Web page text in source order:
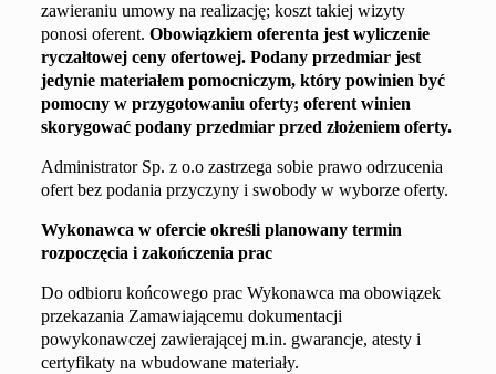
zawieraniu umowy na realizację; koszt takiej wizyty
ponosi oferent.Obowiązkiem oferenta jest wyliczenie
ryczałtowej ceny ofertowej.Podany przedmiarjest
jedynie materiałem pomocniczym, który powinien być
pomocny w przygotowaniu oferty; oferent winien
skorygować podany przedmiar przed złożeniem oferty.
Administrator Sp. z o.o zastrzega sobie prawo odrzucenia
ofert bez podania przyczyny i swobody w wyborze oferty.
Wykonawca w ofercie określi planowany termin
rozpoczęcia i zakończenia prac
Do odbioru końcowego prac Wykonawca ma obowiązek
przekazania Zamawiającemu dokumentacji
powykonawczej zawierającej m.in. gwarancje, atesty i
certyfikaty na wbudowane materiały.